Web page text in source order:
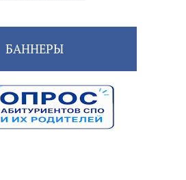
БАННЕРЫ